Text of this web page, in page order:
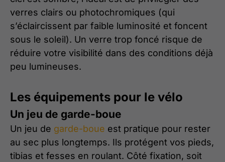
verres clairs ou photochromiques (qui
s’éclaircissent par faible luminosité et foncent
sous le soleil). Un verre trop foncé risque de
réduire votre visibilité dans des conditions déjà
peu lumineuses.
Les équipements pour le vélo
Un jeu de garde-boue
Un jeu de garde-boue est pratique pour rester
au sec plus longtemps. Ils protégent vos pieds,
tibias et fesses en roulant. Côté fixation, soit